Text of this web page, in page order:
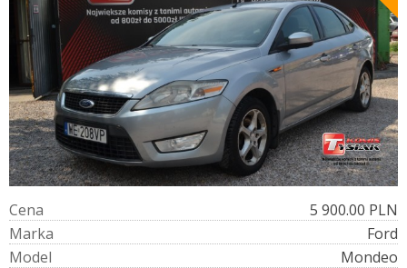
Cena
5 900.00 PLN
Marka
Ford
Model
Mondeo